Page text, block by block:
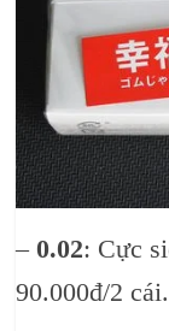
–0.02: Cực
90.000đ/2 cái.